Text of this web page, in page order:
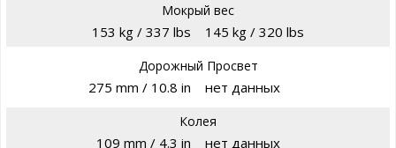
Мокрый вес
153 kg / 337 lbs 145 kg / 320 lbs
Дорожный Просвет
275 mm / 10.8 in нет данных
Колея
109 mm / 4.3 in нет данных